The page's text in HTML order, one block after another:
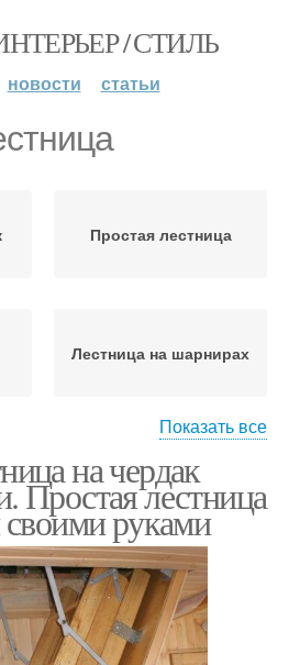
/ СТИЛЬ
новости статьи
Простая лестница
Лестница на шарнирах
лестница
Ножничная лестница
Показать все
на чердак
Простая лестница
своими руками